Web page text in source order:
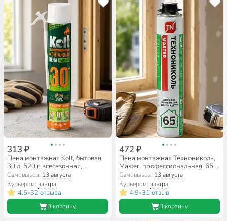
313 ₽
Пена монтажная Kolt, бытовая,
30 л, 520 г, всесезонная,
K52U30H
Самовывоз: 13 августа
Курьером:завтра
4.5•32 отзыва
В корзину
472 ₽
Пена монтажная Технониколь,
Master, профессиональная, 65 л,
800 мл, всесезонная, 625511
Самовывоз: 13 августа
Курьером: завтра
4.9•31 отзыв
В корзину